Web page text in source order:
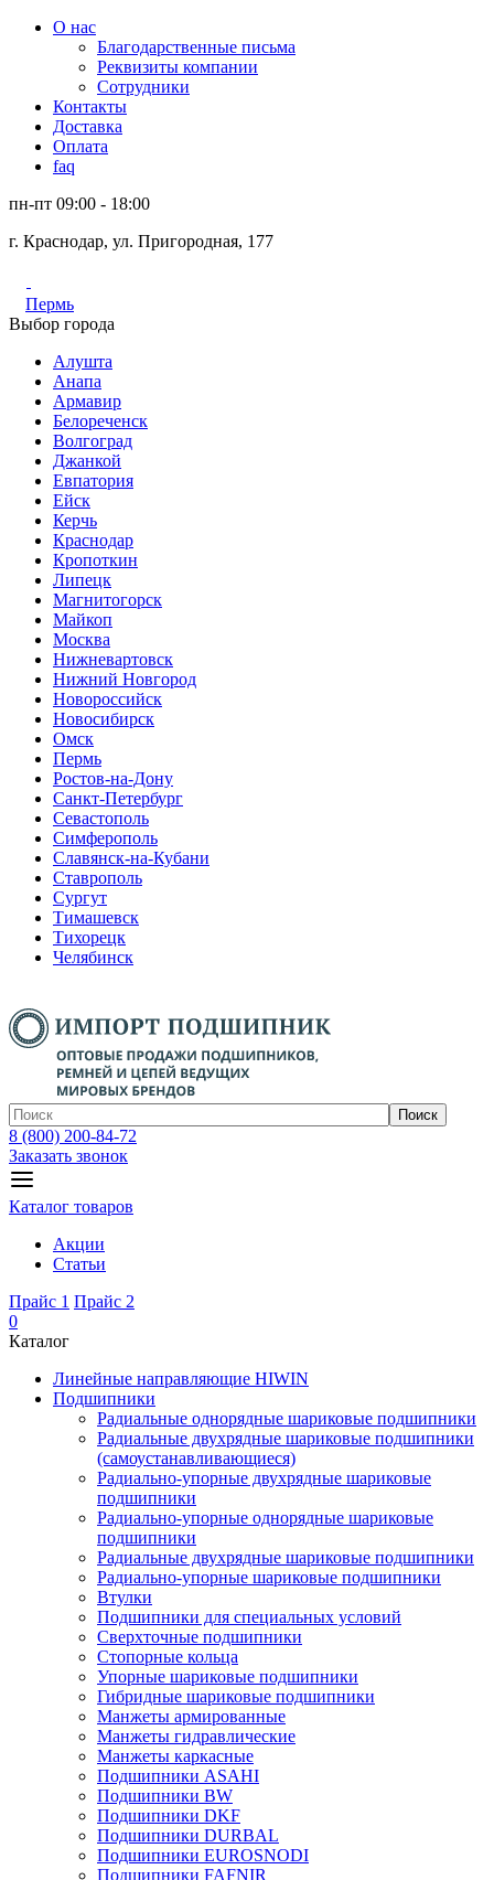
О нас
Благодарственные письма
Реквизиты компании
Сотрудники
Контакты
Доставка
Оплата
faq
пн-пт 09:00 - 18:00
г. Краснодар, ул. Пригородная, 177
Пермь
Выбор города
Алушта
Анапа
Армавир
Белореченск
Волгоград
Джанкой
Евпатория
Ейск
Керчь
Краснодар
Кропоткин
Липецк
Магнитогорск
Майкоп
Москва
Нижневартовск
Нижний Новгород
Новороссийск
Новосибирск
Омск
Пермь
Ростов-на-Дону
Санкт-Петербург
Севастополь
Симферополь
Славянск-на-Кубани
Ставрополь
Сургут
Тимашевск
Тихорецк
Челябинск
Поиск
8 (800) 200-84-72
Заказать звонок
Каталог товаров
Акции
Статьи
Прайс 1 Прайс 2
0
Каталог
Линейные направляющие HIWIN
Подшипники
Радиальные однорядные шариковые подшипники
Радиальные двухрядные шариковые подшипники
(самоустанавливающиеся)
Радиально-упорные двухрядные шариковые
подшипники
Радиально-упорные однорядные шариковые
подшипники
Радиальные двухрядные шариковые подшипники
Радиально-упорные шариковые подшипники
Втулки
Подшипники для специальных условий
Сверхточные подшипники
Стопорные кольца
Упорные шариковые подшипники
Гибридные шариковые подшипники
Манжеты армированные
Манжеты гидравлические
Манжеты каркасные
Подшипники ASAHI
Подшипники BW
Подшипники DKF
Подшипники DURBAL
Подшипники EUROSNODI
Подшипники FAFNIR